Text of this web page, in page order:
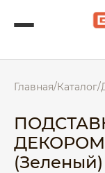
Главная/Каталог/
ДЕКОРОМ,
(Зеленый)